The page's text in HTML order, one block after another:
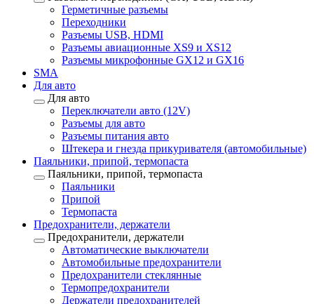
Герметичные разъемы
Переходники
Разъемы USB, HDMI
Разъемы авиационные XS9 и XS12
Разъемы микрофонные GX12 и GX16
SMA
Для авто
Для авто
Переключатели авто (12V)
Разъемы для авто
Разъемы питания авто
Штекера и гнезда прикуривателя (автомобильные)
Паяльники, припой, термопаста
Паяльники, припой, термопаста
Паяльники
Припой
Термопаста
Предохранители, держатели
Предохранители, держатели
Автоматические выключатели
Автомобильные предохранители
Предохранители стеклянные
Термопредохранители
Держатели предохранителей